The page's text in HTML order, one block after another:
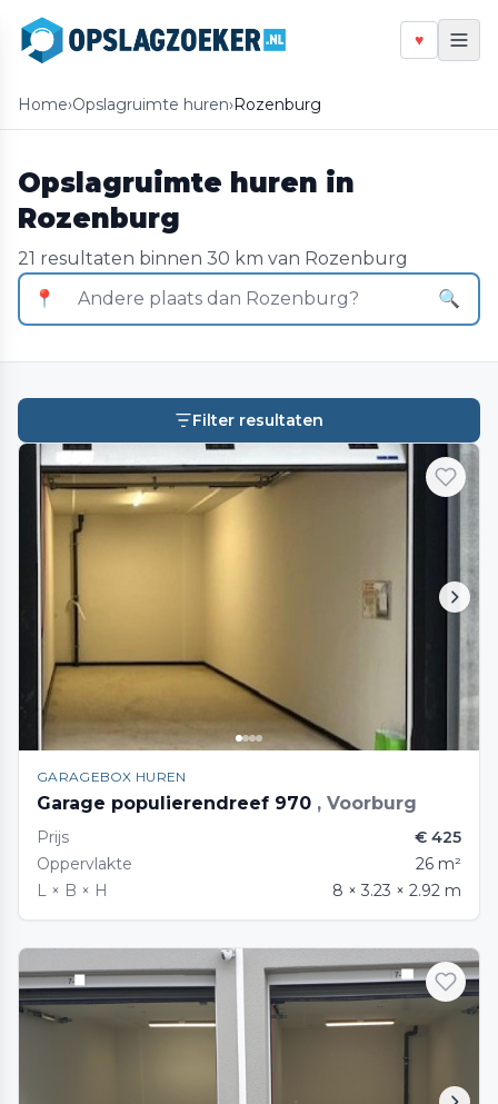
♥
Home›Opslagruimte huren›Rozenburg
Opslagruimte huren in
Rozenburg
21 resultaten binnen 30 km van Rozenburg
📍
🔍
Filter resultaten
GARAGEBOX HUREN
Garage populierendreef 970 , Voorburg
Prijs
€ 425
Oppervlakte
26 m²
L × B × H
8 × 3.23 × 2.92 m